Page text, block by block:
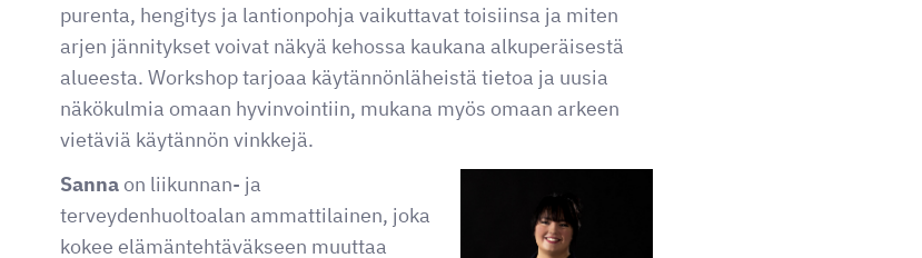
purenta, hengitys ja lantionpohja vaikuttavat toisiinsa ja miten
arjen jännitykset voivat näkyä kehossa kaukana alkuperäisestä
alueesta. Workshop tarjoaa käytännönläheistä tietoa ja uusia
näkökulmia omaan hyvinvointiin, mukana myös omaan arkeen
vietäviä käytännön vinkkejä.
Sanna on liikunnan- ja
terveydenhuoltoalan ammattilainen, joka
kokee elämäntehtäväkseen muuttaa